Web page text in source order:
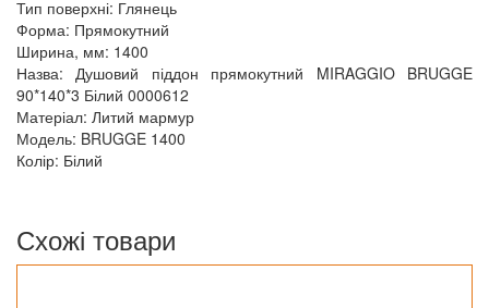
Тип поверхні: Глянець
Форма: Прямокутний
Ширина, мм: 1400
Назва: Душовий піддон прямокутний MIRAGGIO BRUGGE
90*140*3 Білий 0000612
Матеріал: Литий мармур
Модель: BRUGGE 1400
Колір: Білий
Схожі товари